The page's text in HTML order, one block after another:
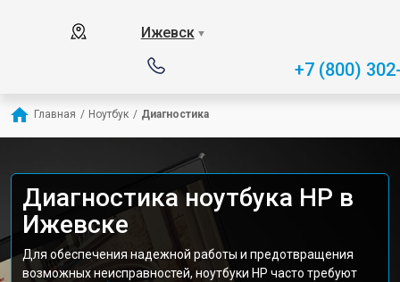
Ижевск ▼
+7 (800)
Главная / Ноутбук / Диагностика
Диагностика ноутбука HP в
Ижевске
Для обеспечения надежной работы и предотвращения
возможных неисправностей, ноутбуки HP часто требуют